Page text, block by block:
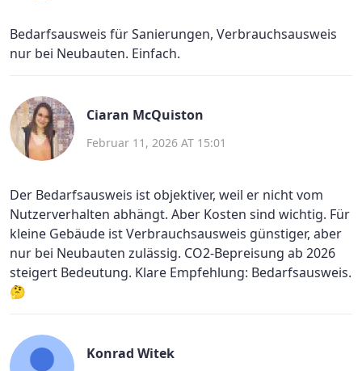
Bedarfsausweis für Sanierungen, Verbrauchsausweis
nur bei Neubauten. Einfach.
Ciaran McQuiston
Februar 11, 2026 AT 15:01
Der Bedarfsausweis ist objektiver, weil er nicht vom
Nutzerverhalten abhängt. Aber Kosten sind wichtig. Für
kleine Gebäude ist Verbrauchsausweis günstiger, aber
nur bei Neubauten zulässig. CO2-Bepreisung ab 2026
steigert Bedeutung. Klare Empfehlung: Bedarfsausweis.
🤔
Konrad Witek